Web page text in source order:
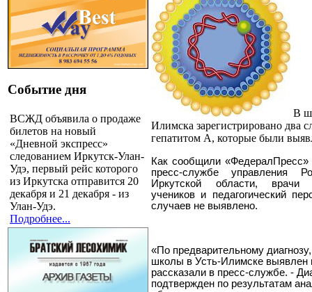
Событие дня
ВСЖД объявила о продаже
билетов на новый
«Дневной экспресс»
следованием Иркутск-Улан-
Удэ, первый рейс которого
из Иркутска отправится 20
декабря и 21 декабря - из
Улан-Удэ.
Подробнее...
В
Илимска зарегистрировано два
гепатитом А, которые были
Как сообщили «ФедералПресс»
пресс-службе управления
Иркутской области, врачи
учеников и педагогический
случаев не выявлено.
«По предварительному
школы в Усть-Илимске выявлен
рассказали в пресс-службе. -
подтвержден по результатам